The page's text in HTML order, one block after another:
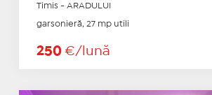
Timis - ARADULUI
garsonieră, 27 mp utili
250 €/lună